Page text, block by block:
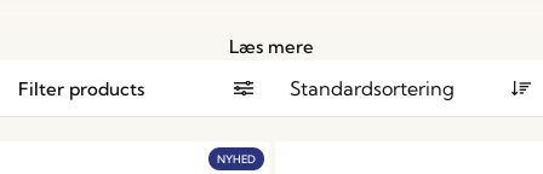
fleksibiliteten og skab et levende rum, der udvikler sig med
Læs mere
Filter products
NYHED